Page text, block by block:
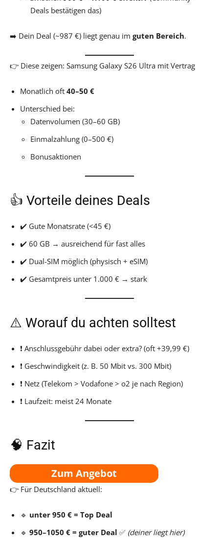
Deals bestätigen das)
➡️ Dein Deal (~987 €) liegt genau im guten Bereich.
👉 Diese zeigen: Samsung Galaxy S26 Ultra mit Vertrag
Monatlich oft 40–50 €
Unterschied bei:
Datenvolumen (30–60 GB)
Einmalzahlung (0–500 €)
Bonusaktionen
👍 Vorteile deines Deals
✔️ Gute Monatsrate (<45 €)
✔️ 60 GB → ausreichend für fast alles
✔️ Dual-SIM möglich (physisch + eSIM)
✔️ Gesamtpreis unter 1.000 € → stark
⚠️ Worauf du achten solltest
❗ Anschlussgebühr dabei oder extra? (oft +39,99 €)
❗ Geschwindigkeit (z. B. 50 Mbit vs. 300 Mbit)
❗ Netz (Telekom > Vodafone > o2 je nach Region)
❗ Laufzeit: meist 24 Monate
🧠 Fazit
Zum Angebot
👉 Für Deutschland aktuell:
🔹 unter 950 € = Top Deal
🔹 950–1050 € = guter Deal ✅ (deiner liegt hier)